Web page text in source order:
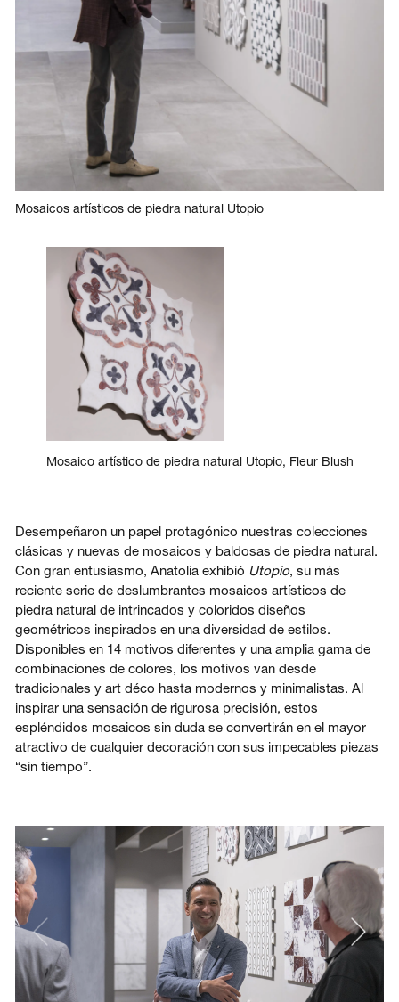
Mosaicos artísticos de piedra natural Utopio
Mosaico artístico de piedra natural Utopio, Fleur Blush
Desempeñaron un papel protagónico nuestras colecciones
clásicas y nuevas de mosaicos y baldosas de piedra natural.
Con gran entusiasmo, Anatolia exhibió Utopio, su más
reciente serie de deslumbrantes mosaicos artísticos de
piedra natural de intrincados y coloridos diseños
geométricos inspirados en una diversidad de estilos.
Disponibles en 14 motivos diferentes y una amplia gama de
combinaciones de colores, los motivos van desde
tradicionales y art déco hasta modernos y minimalistas. Al
inspirar una sensación de rigurosa precisión, estos
espléndidos mosaicos sin duda se convertirán en el mayor
atractivo de cualquier decoración con sus impecables piezas
“sin tiempo”.